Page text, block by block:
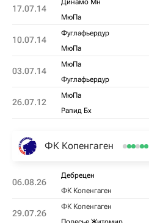
17.07.14
Динамо Мн
МюПа
10.07.14
Фуглафьердур
МюПа
03.07.14
МюПа
Фуглафьердур
26.07.12
МюПа
Рапид Бх
ФК Копенгаген
06.08.26
Дебрецен
ФК Копенгаген
29.07.26
ФК Копенгаген